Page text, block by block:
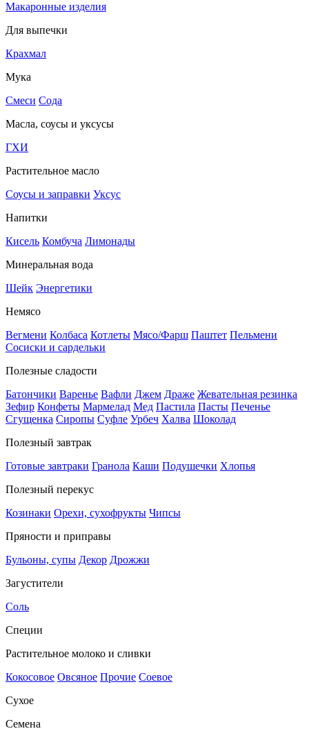
Макаронные изделия
Для выпечки
Крахмал
Мука
Смеси Сода
Масла, соусы и уксусы
ГХИ
Растительное масло
Соусы и заправки Уксус
Напитки
Кисель Комбуча Лимонады
Минеральная вода
Шейк Энергетики
Немясо
Вегмени Колбаса Котлеты Мясо/Фарш Паштет Пельмени
Сосиски и сардельки
Полезные сладости
Батончики Варенье Вафли Джем Драже Жевательная резинка
Зефир Конфеты Мармелад Мед Пастила Пасты Печенье
Сгущенка Сиропы Суфле Урбеч Халва Шоколад
Полезный завтрак
Готовые завтраки Гранола Каши Подушечки Хлопья
Полезный перекус
Козинаки Орехи, сухофрукты Чипсы
Пряности и приправы
Бульоны, супы Декор Дрожжи
Загустители
Соль
Специи
Растительное молоко и сливки
Кокосовое Овсяное Прочие Соевое
Сухое
Семена